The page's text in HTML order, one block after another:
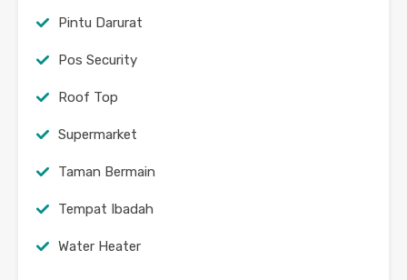
Pintu Darurat
Pos Security
Roof Top
Supermarket
Taman Bermain
Tempat Ibadah
Water Heater